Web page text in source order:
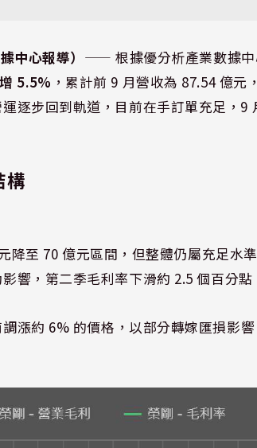
中心報導） ⸺ 根據優分析產業數據中
5.5% ，累計前 9 月營收為 87.54 億
逐步回到軌道，目前在手訂單充足，9
構
降至 70 億元區間，但整體仍屬充足水
響，第二季毛利率下滑約 2.5 個百分點
漲約 6% 的價格，以部分轉嫁匯損影